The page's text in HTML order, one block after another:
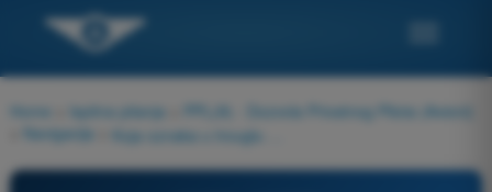
Home Ispitna pitanja
PPL(A) - Dozvola Privatnog Pilota (Avioni)
Navigacija